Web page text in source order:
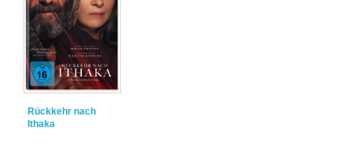
Rückkehr nach
Ithaka